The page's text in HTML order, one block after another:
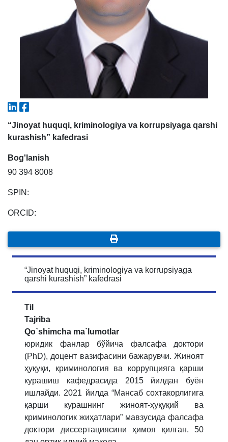
“Jinoyat huquqi, kriminologiya va korrupsiyaga qarshi
kurashish” kafedrasi
Bog'lanish
90 394 8008
SPIN:
ORCID:
“Jinoyat huquqi, kriminologiya va korrupsiyaga
qarshi kurashish” kafedrasi
Til
Tajriba
Qo`shimcha ma`lumotlar
юридик фанлар бўйича фалсафа доктори
(PhD), доцент вазифасини бажарувчи. Жиноят
ҳуқуқи, криминология ва коррупцияга қарши
курашиш кафедрасидa 2015 йилдaн буён
ишлaйди. 2021 йилдa “Мансаб сохтакорлигига
қарши курашнинг жиноят-ҳуқуқий ва
криминологик жиҳатлари” мaвзусидa фалсафа
доктори диссeртaциясини ҳимoя қилган. 50